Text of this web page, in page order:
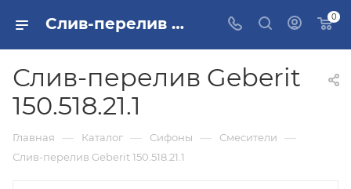
Слив-перелив Geberit 150.518.21.1 купить в Москве 0
Слив-перелив Geberit
150.518.21.1
Главная — Каталог — Сифоны — Смесители —
Слив-перелив Geberit 150.518.21.1